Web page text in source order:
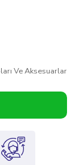
Ve Aksesuarlar